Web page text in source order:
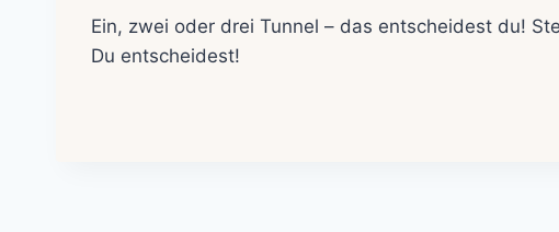
Ein, zwei oder drei Tunnel – das entscheidest du!
Du entscheidest!